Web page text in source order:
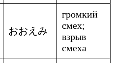
おおえみ
громкий
смех;
взрыв
смеха